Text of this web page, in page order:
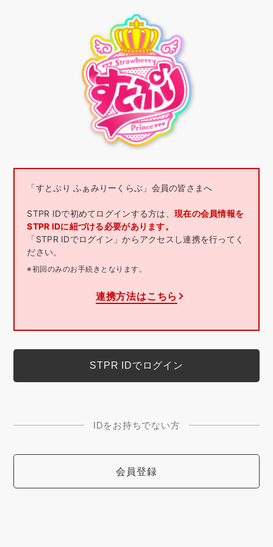
「すとぷり ふぁみりーくらぶ」会員の皆さまへ
STPR IDで初めてログインする方は、 現在の会員情報を
STPR IDに紐づける必要があります。
「STPR IDでログイン」からアクセスし連携を行ってく
ださい。
※初回のみのお手続きとなります。
連携方法はこちら
IDをお持ちでない方
会員登録